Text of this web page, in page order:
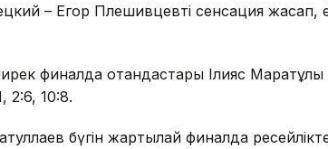
– Егор Плешивцевті сенсация жасап,
финалда отандастары Ілияс Маратұлы
2:6, 10:8.
бүгін жартылай финалда